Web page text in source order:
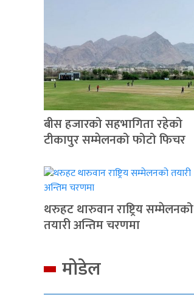
बीस हजारको सहभागिता रहेको
टीकापुर सम्मेलनको फोटो फिचर
थरुहट थारुवान राष्ट्रिय सम्मेलनको
तयारी अन्तिम चरणमा
मोडेल